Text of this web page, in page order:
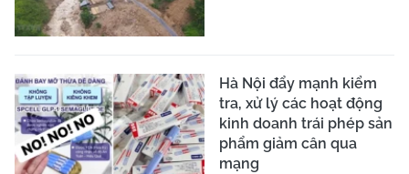
Hà Nội đẩy mạnh kiểm
tra, xử lý các hoạt động
kinh doanh trái phép sản
phẩm giảm cân qua
mạng